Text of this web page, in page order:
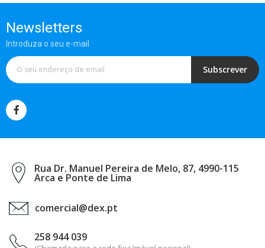
Newsletters
Introduza o seu e-mail
Subscrever
Rua Dr. Manuel Pereira de Melo, 87, 4990-115
Arca e Ponte de Lima
comercial@dex.pt
258 944 039